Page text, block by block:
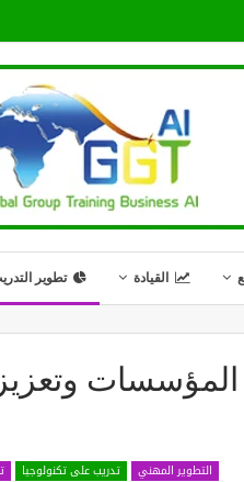
القيادة تطوير
المؤسسات وتعزيز
التطوير المهني تدريب على تكنولوجيا